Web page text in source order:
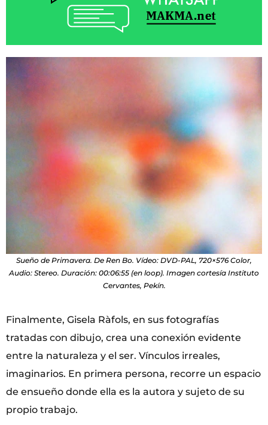
Sueño de Primavera. De Ren Bo. Vídeo: DVD-PAL, 720×576 Color,
Audio: Stereo. Duración: 00:06:55 (en loop). Imagen cortesía Instituto
Cervantes, Pekín.
Finalmente, Gisela Ràfols, en sus fotografías
tratadas con dibujo, crea una conexión evidente
entre la naturaleza y el ser. Vínculos irreales,
imaginarios. En primera persona, recorre un espacio
de ensueño donde ella es la autora y sujeto de su
propio trabajo.